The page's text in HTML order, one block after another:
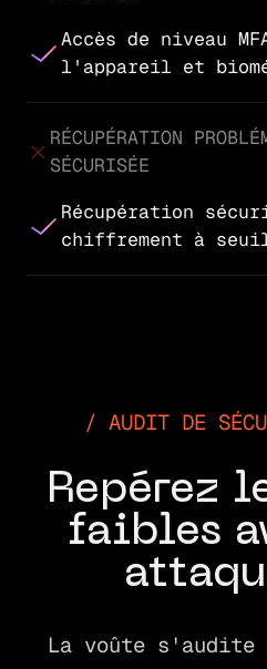
Accès de niveau
l'appareil et
RÉCUPÉRATION
SÉCURISÉE
Récupération
chiffrement à
AUDIT DE
Repérez
faibles
La voûte s'audite